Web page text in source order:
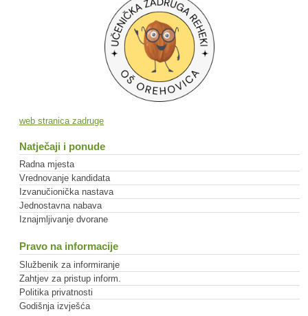
web stranica zadruge
Natječaji i ponude
Radna mjesta
Vrednovanje kandidata
Izvanučionička nastava
Jednostavna nabava
Iznajmljivanje dvorane
Pravo na informacije
Službenik za informiranje
Zahtjev za pristup inform.
Politika privatnosti
Godišnja izvješća